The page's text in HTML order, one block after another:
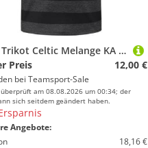
JAKO Trikot Celtic Melange KA 140 Schwarz
Preis
12,00 €
bei Teamsport-Sale
am 08.08.2026 um 00:34; der
sich seitdem geändert haben.
Angebote:
18,16 €